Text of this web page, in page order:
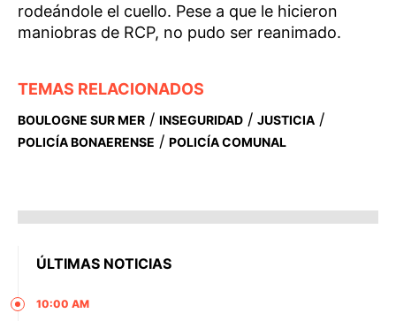
rodeándole el cuello. Pese a que le hicieron
maniobras de RCP, no pudo ser reanimado.
TEMAS RELACIONADOS
BOULOGNE SUR MER / INSEGURIDAD / JUSTICIA /
POLICÍA BONAERENSE / POLICÍA COMUNAL
ÚLTIMAS NOTICIAS
10:00 AM